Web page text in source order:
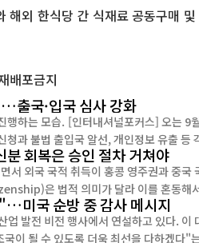
해외 한식당 간 식재료 공동구매
배포금지
출국·입국 심사 강화
입국 관리제도가 크게 달라
과 불법 출입국 알선, 개인정보 유출 등
회복은 승인 절차 거쳐야
서 외국 국적 취득이 홍콩 영주권과 중
미국 순방 중 감사 메시지
이 될 수 있도록 더욱 최선을 다하겠다"